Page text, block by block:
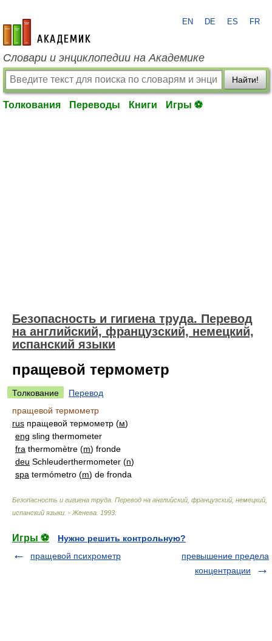
academic.ru
EN DE ES FR
Словари и энциклопедии на Академике
Найти!
Толкования Переводы Книги Игры ⚽
Безопасность и гигиена труда. Перевод
на английский, французский, немецкий,
испанский языки
пращевой термометр
Толкование
Перевод
пращевой термометр
rus пращевой термометр (м)
eng sling thermometer
fra thermomètre (m) fronde
deu Schleuderthermometer (n)
spa termómetro (m) de fronda
Безопасность и гигиена труда. Перевод на английский, французский, немецкий,
испанский языки. - Женева 1993
Игры ⚽
Нужно решить контрольную?
пращевой психрометр
превышение предела
концентрации